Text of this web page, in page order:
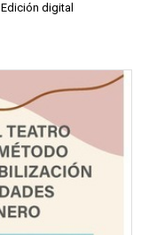
Edición digital